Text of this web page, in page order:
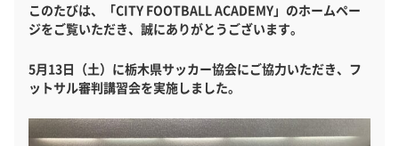
このたびは、「CITY FOOTBALL ACADEMY」のホームペー
ジをご覧いただき、誠にありがとうございます。
5月13日（土）に栃木県サッカー協会にご協力いただき、フ
ットサル審判講習会を実施しました。